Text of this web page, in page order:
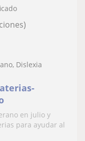
Dislexia
en julio y
para ayudar al